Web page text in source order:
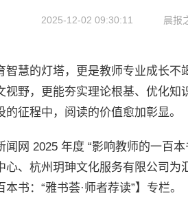
2025-12-02 09:30:11 晨报
智慧的灯塔，更是教师专业成长
视野，更能夯实理论根基、优化
征程中，阅读的价值愈加彰显。
闻网 2025 年度 “影响教师的一百
心、杭州玥珅文化服务有限公司
书：“雅书荟·师者荐读”】专栏。